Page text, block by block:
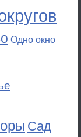
Одно окно
Сад